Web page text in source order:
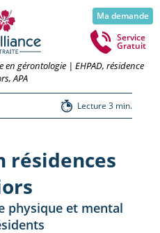
Ma demande
Service
Gratuit
en gérontologie | EHPAD, résidence
APA
Lecture 3 min.
résidences
physique et mental